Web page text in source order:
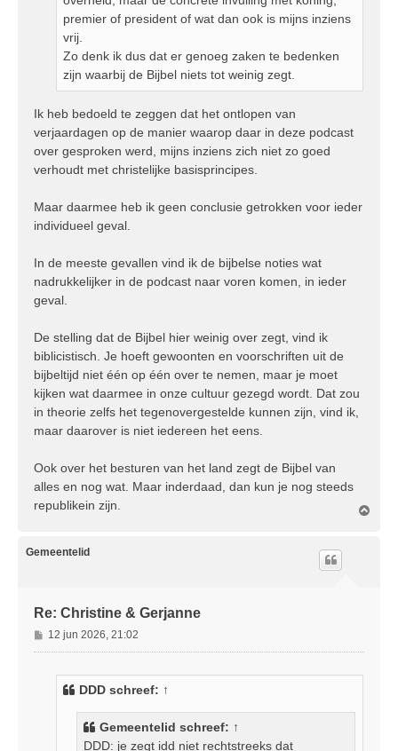
premier of president of wat dan ook is mijns inziens
vrij.
Zo denk ik dus dat er genoeg zaken te bedenken
zijn waarbij de Bijbel niets tot weinig zegt.
Ik heb bedoeld te zeggen dat het ontlopen van
verjaardagen op de manier waarop daar in deze podcast
over gesproken werd, mijns inziens zich niet zo goed
verhoudt met christelijke basisprincipes.
Maar daarmee heb ik geen conclusie getrokken voor ieder
individueel geval.
In de meeste gevallen vind ik de bijbelse noties wat
nadrukkelijker in de podcast naar voren komen, in ieder
geval.
De stelling dat de Bijbel hier weinig over zegt, vind ik
biblicistisch. Je hoeft gewoonten en voorschriften uit de
bijbeltijd niet één op één over te nemen, maar je moet
kijken wat daarmee in onze cultuur gezegd wordt. Dat zou
in theorie zelfs het tegenovergestelde kunnen zijn, vind ik,
maar daarover is niet iedereen het eens.
Ook over het besturen van het land zegt de Bijbel van
alles en nog wat. Maar inderdaad, dan kun je nog steeds
republikein zijn.
Gemeentelid
Re: Christine & Gerjanne
B
e
12 jun 2026, 21:02
DDD schreef: ↑
Gemeentelid schreef: ↑
DDD: je zegt idd niet rechtstreeks dat